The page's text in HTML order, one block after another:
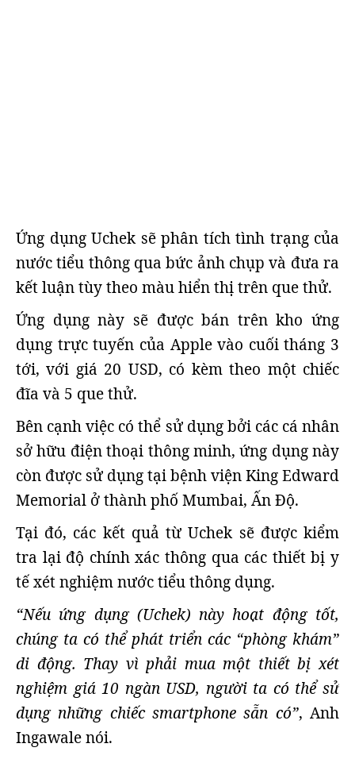
Ứng dụng Uchek sẽ phân tích tình trạng của
nước tiểu thông qua bức ảnh chụp và đưa ra
kết luận tùy theo màu hiển thị trên que thử.
Ứng dụng này sẽ được bán trên kho ứng
dụng trực tuyến của Apple vào cuối tháng 3
tới, với giá 20 USD, có kèm theo một chiếc
đĩa và 5 que thử.
Bên cạnh việc có thể sử dụng bởi các cá nhân
sở hữu điện thoại thông minh, ứng dụng này
còn được sử dụng tại bệnh viện King Edward
Memorial ở thành phố Mumbai, Ấn Độ.
Tại đó, các kết quả từ Uchek sẽ được kiểm
tra lại độ chính xác thông qua các thiết bị y
tế xét nghiệm nước tiểu thông dụng.
“Nếu ứng dụng (Uchek) này hoạt động tốt,
chúng ta có thể phát triển các “phòng khám”
di động. Thay vì phải mua một thiết bị xét
nghiệm giá 10 ngàn USD, người ta có thể sử
dụng những chiếc smartphone sẵn có”, Anh
Ingawale nói.